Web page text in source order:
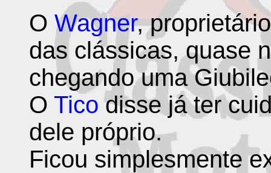
O Wagner,
das clássicas, quase
chegando uma
O Tico disse já ter
dele próprio.
Ficou simplesmente